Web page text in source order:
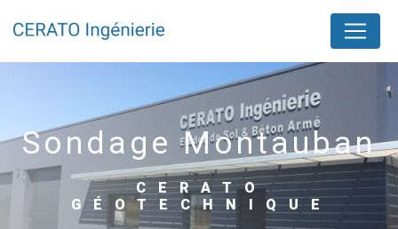
sondage Montauban
CERATO
GÉOTECHNIQUE